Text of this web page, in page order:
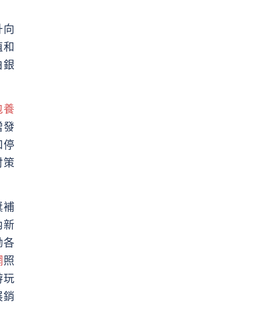
向
銀
養
發
停
策
補
新
各
照
玩
銷